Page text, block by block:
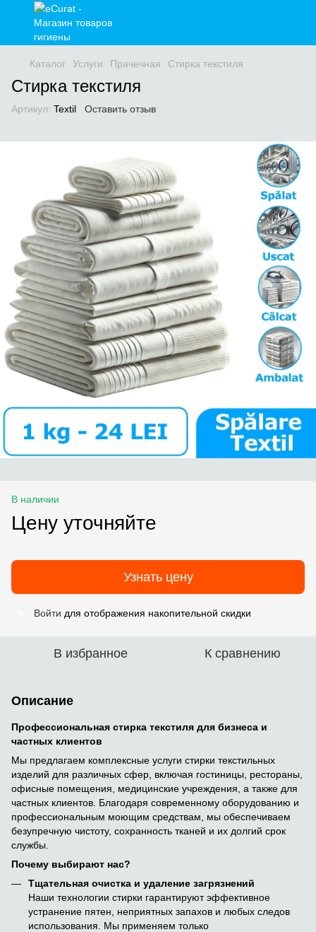
Каталог Услуги Прачечная Стирка текстиля
Стирка текстиля
Артикул: Textil Оставить отзыв
В наличии
Цену уточняйте
Узнать цену
Войти для отображения накопительной скидки
В избранное К сравнению
Описание
Профессиональная стирка текстиля для бизнеса и
частных клиентов
Мы предлагаем комплексные услуги стирки текстильных
изделий для различных сфер, включая гостиницы, рестораны,
офисные помещения, медицинские учреждения, а также для
частных клиентов. Благодаря современному оборудованию и
профессиональным моющим средствам, мы обеспечиваем
безупречную чистоту, сохранность тканей и их долгий срок
службы.
Почему выбирают нас?
Тщательная очистка и удаление загрязнений
Наши технологии стирки гарантируют эффективное
устранение пятен, неприятных запахов и любых следов
использования. Мы применяем только